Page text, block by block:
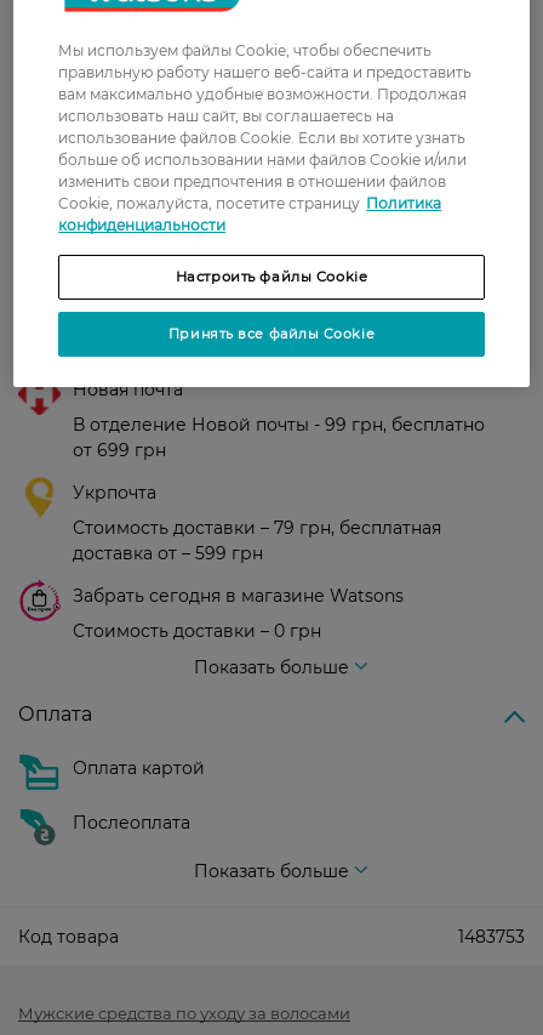
и перхоти.
Страна-производитель:Франция
Рейтинг и отзывы
0 0 відгуків
Новая почта
В отделение Новой почты - 99 грн, бесплатно
от 699 грн
Укрпочта
Стоимость доставки – 79 грн, бесплатная
доставка от – 599 грн
Забрать сегодня в магазине Watsons
Стоимость доставки – 0 грн
Показать больше
Оплата
Оплата картой
Послеоплата
Показать больше
Код товара 1483753
Мужские средства по уходу за волосами
Мы используем файлы Cookie, чтобы обеспечить
правильную работу нашего веб-сайта и предоставить
вам максимально удобные возможности. Продолжая
использовать наш сайт, вы соглашаетесь на
использование файлов Cookie. Если вы хотите узнать
больше об использовании нами файлов Cookie и/или
изменить свои предпочтения в отношении файлов
Cookie, пожалуйста, посетите страницу Политика
конфиденциальности
Настроить файлы Cookie
Принять все файлы Cookie